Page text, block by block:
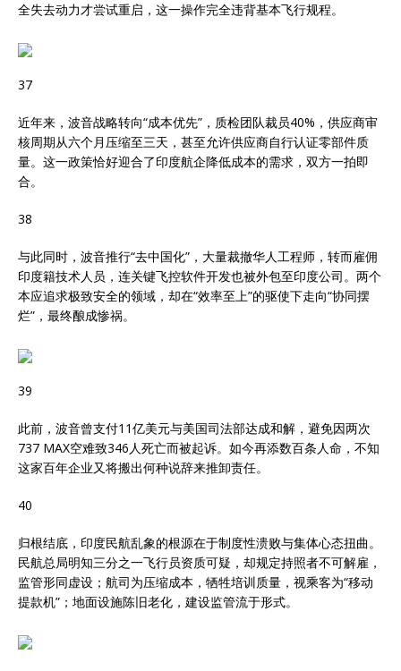
全失去动力才尝试重启，这一操作完全违背基本飞行规程。
37
近年来，波音战略转向“成本优先”，质检团队裁员40%，供应商审
核周期从六个月压缩至三天，甚至允许供应商自行认证零部件质
量。这一政策恰好迎合了印度航企降低成本的需求，双方一拍即
合。
38
与此同时，波音推行“去中国化”，大量裁撤华人工程师，转而雇佣
印度籍技术人员，连关键飞控软件开发也被外包至印度公司。两个
本应追求极致安全的领域，却在“效率至上”的驱使下走向“协同摆
烂”，最终酿成惨祸。
39
此前，波音曾支付11亿美元与美国司法部达成和解，避免因两次
737 MAX空难致346人死亡而被起诉。如今再添数百条人命，不知
这家百年企业又将搬出何种说辞来推卸责任。
40
归根结底，印度民航乱象的根源在于制度性溃败与集体心态扭曲。
民航总局明知三分之一飞行员资质可疑，却规定持照者不可解雇，
监管形同虚设；航司为压缩成本，牺牲培训质量，视乘客为“移动
提款机”；地面设施陈旧老化，建设监管流于形式。